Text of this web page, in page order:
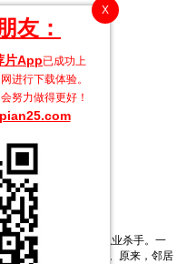
X
友：
片App已成功上
进行下载体验。
努力做得更好！
Father
诺饰），他是一名职业杀手。一
他这里暂避杀身之祸。原来，邻居